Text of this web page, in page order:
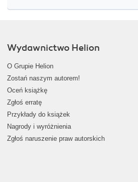
Wydawnictwo Helion
O Grupie Helion
Zostań naszym autorem!
Oceń książkę
Zgłoś erratę
Przykłady do książek
Nagrody i wyróżnienia
Zgłoś naruszenie praw autorskich